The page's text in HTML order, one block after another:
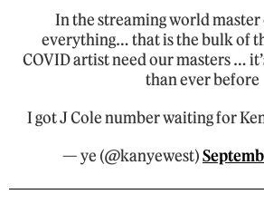
In the streaming world
everything… that is the bulk of
COVID artist need our masters …
than ever before
I got J Cole number waiting for
— ye (@kanyewest)